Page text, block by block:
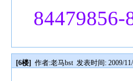
84479856-
[6楼] 作者:老马bst 发表时间: 2009/